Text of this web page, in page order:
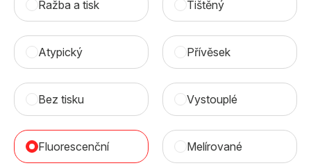
Ražba a tisk Tištěný
Atypický Přívěsek
Bez tisku Vystouplé
Fluorescenční Melírované